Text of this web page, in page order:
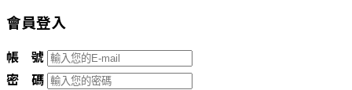
會員登入
帳 號
密 碼